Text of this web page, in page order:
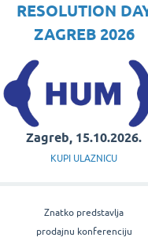
RESOLUTION
ZAGREB 2026
Zagreb, 15.10.2026.
KUPI ULAZNICU
Znatko predstavlja
prodajnu konferenciju